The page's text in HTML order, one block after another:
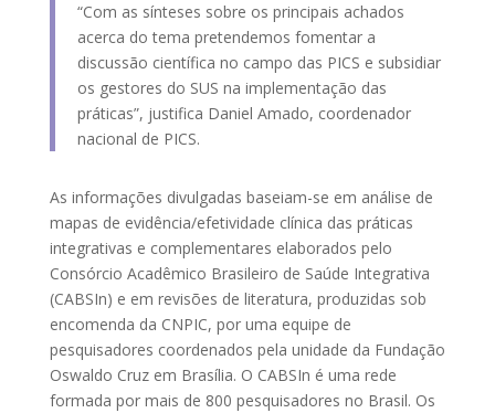
“Com as sínteses sobre os principais achados
acerca do tema pretendemos fomentar a
discussão científica no campo das PICS e subsidiar
os gestores do SUS na implementação das
práticas”, justifica Daniel Amado, coordenador
nacional de PICS.
As informações divulgadas baseiam-se em análise de
mapas de evidência/efetividade clínica das práticas
integrativas e complementares elaborados pelo
Consórcio Acadêmico Brasileiro de Saúde Integrativa
(CABSIn) e em revisões de literatura, produzidas sob
encomenda da CNPIC, por uma equipe de
pesquisadores coordenados pela unidade da Fundação
Oswaldo Cruz em Brasília. O CABSIn é uma rede
formada por mais de 800 pesquisadores no Brasil. Os